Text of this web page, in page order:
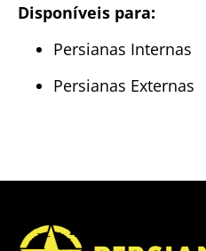
Disponíveis para:
Persianas Internas
Persianas Externas